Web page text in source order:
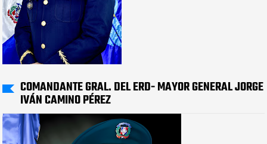
COMANDANTE GRAL. DEL ERD- MAYOR GENERAL JORGE
IVÁN CAMINO PÉREZ